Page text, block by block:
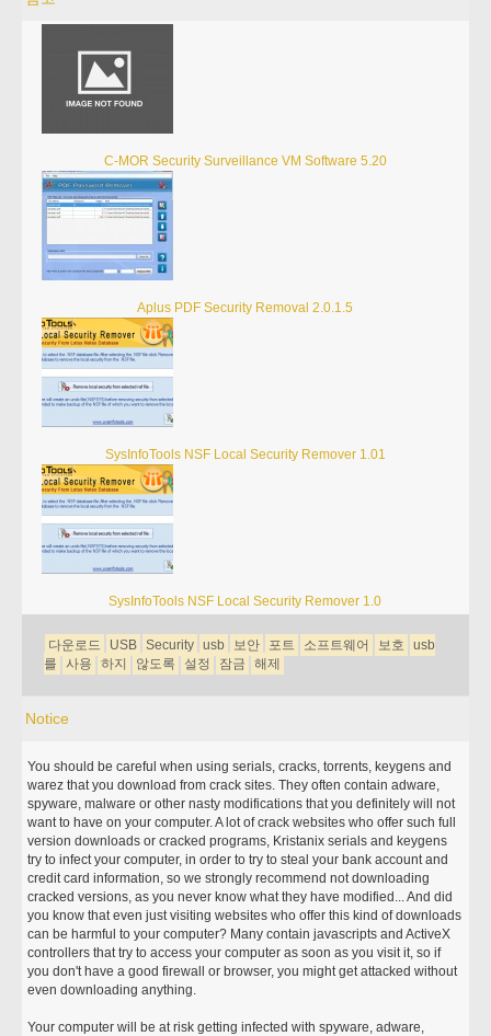
C-MOR Security Surveillance VM Software 5.20
Aplus PDF Security Removal 2.0.1.5
SysInfoTools NSF Local Security Remover 1.01
SysInfoTools NSF Local Security Remover 1.0
다운로드 USB Security usb 보안 포트 소프트웨어 보호
usb
를
사용 하지 않도록 설정 잠금 해제
Notice
You should be careful when using serials, cracks, torrents, keygens and
warez that you download from crack sites. They often contain adware,
spyware, malware or other nasty modifications that you definitely will not
want to have on your computer. A lot of crack websites who offer such full
version downloads or cracked programs, Kristanix serials and keygens
try to infect your computer, in order to try to steal your bank account and
credit card information, so we strongly recommend not downloading
cracked versions, as you never know what they have modified... And did
you know that even just visiting websites who offer this kind of downloads
can be harmful to your computer? Many contain javascripts and ActiveX
controllers that try to access your computer as soon as you visit it, so if
you don't have a good firewall or browser, you might get attacked without
even downloading anything.
Your computer will be at risk getting infected with spyware, adware,